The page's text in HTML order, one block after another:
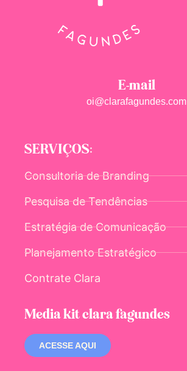
E-mail
oi@clarafagundes.com
SERVIÇOS:
Consultoria de Branding
Pesquisa de Tendências
Estratégia de Comunicação
Planejamento Estratégico
Contrate Clara
Media kit clara fagundes
ACESSE AQUI